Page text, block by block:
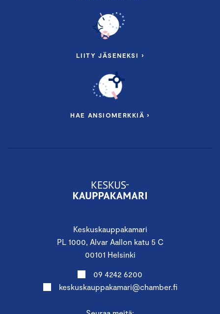
Keskuskauppakamari
PL 1000, Alvar Aallon katu 5 C
00101 Helsinki
09 4242 6200
keskuskauppakamari@chamber.fi
LIITY JÄSENEKSI ›
HAE ANSIOMERKKIÄ ›